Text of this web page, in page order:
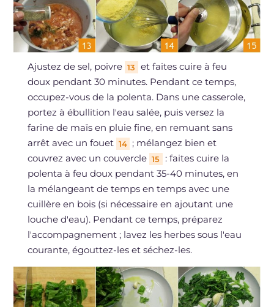
Ajustez de sel, poivre 13
et faites cuire à feu
doux pendant 30 minutes. Pendant ce temps,
occupez-vous de la polenta. Dans une casserole,
portez à ébullition l'eau salée, puis versez la
farine de maïs en pluie fine, en remuant sans
arrêt avec un fouet 14 ; mélangez bien et
couvrez avec un couvercle 15
: faites cuire la
polenta à feu doux pendant 35-40 minutes, en
la mélangeant de temps en temps avec une
cuillère en bois (si nécessaire en ajoutant une
louche d'eau). Pendant ce temps, préparez
l'accompagnement ; lavez les herbes sous l'eau
courante, égouttez-les et séchez-les.